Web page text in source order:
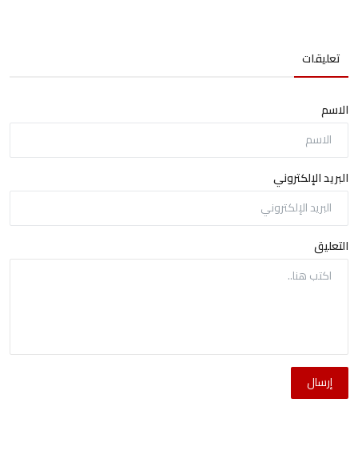
تعليقات
الاسم
البريد الإلكتروني
التعليق
إرسال